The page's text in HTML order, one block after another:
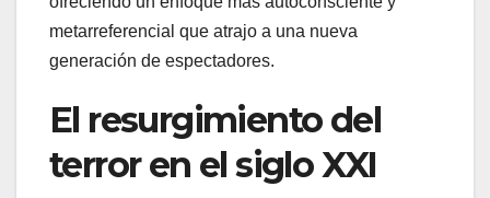
metarreferencial que atrajo a una nueva
generación de espectadores.
El resurgimiento del
terror en el siglo XXI